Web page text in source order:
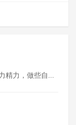
精力，做些自己